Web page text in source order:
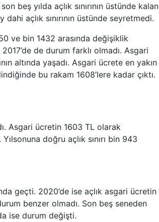
beş yılda açlık sınırının üstünde kalan
açlık sınırının üstünde seyretmedi.
ve bin 1432 arasında değişiklik
de durum farklı olmadı. Asgari
altında yaşadı. Asgari ücrete en yakın
bu rakam 1608’lere kadar çıktı.
Asgari ücretin 1603 TL olarak
doğru açlık sınırı bin 943
geçti. 2020’de ise açlık asgari ücretin
durum benzer olmadı. Son beş seneden
ise durum değişti.